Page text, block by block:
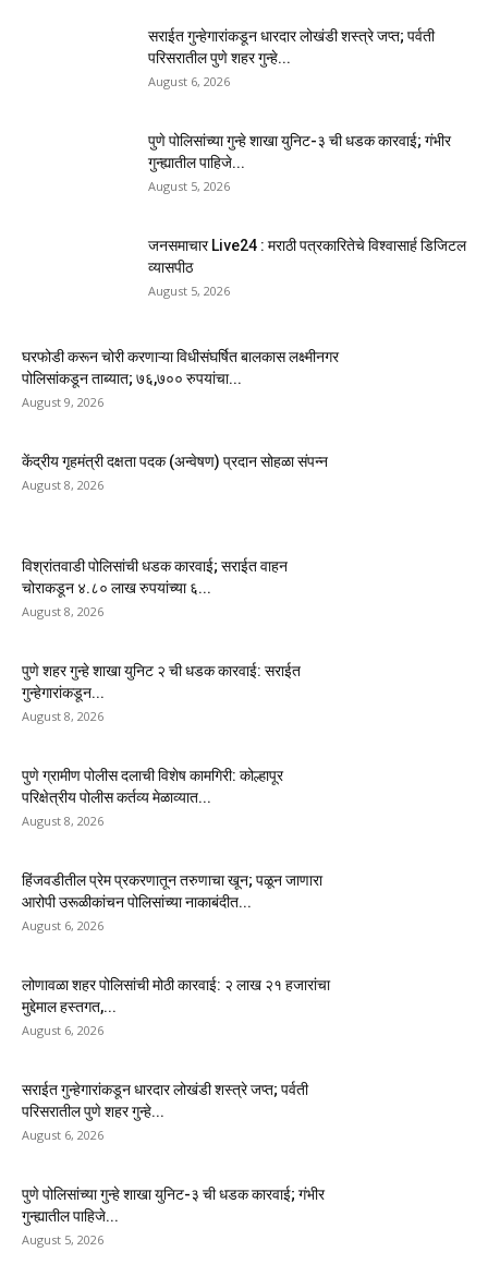
सराईत गुन्हेगारांकडून धारदार लोखंडी शस्त्रे जप्त; पर्वती
परिसरातील पुणे शहर गुन्हे...
August 6, 2026
पुणे पोलिसांच्या गुन्हे शाखा युनिट-३ ची धडक कारवाई; गंभीर
गुन्ह्यातील पाहिजे...
August 5, 2026
जनसमाचार Live24 : मराठी पत्रकारितेचे विश्वासार्ह डिजिटल
व्यासपीठ
August 5, 2026
घरफोडी करून चोरी करणाऱ्या विधीसंघर्षित बालकास लक्ष्मीनगर
पोलिसांकडून ताब्यात; ७६,७०० रुपयांचा...
August 9, 2026
केंद्रीय गृहमंत्री दक्षता पदक (अन्वेषण) प्रदान सोहळा संपन्न
August 8, 2026
विश्रांतवाडी पोलिसांची धडक कारवाई; सराईत वाहन
चोराकडून ४.८० लाख रुपयांच्या ६...
August 8, 2026
पुणे शहर गुन्हे शाखा युनिट २ ची धडक कारवाई: सराईत
गुन्हेगारांकडून...
August 8, 2026
पुणे ग्रामीण पोलीस दलाची विशेष कामगिरी: कोल्हापूर
परिक्षेत्रीय पोलीस कर्तव्य मेळाव्यात...
August 8, 2026
हिंजवडीतील प्रेम प्रकरणातून तरुणाचा खून; पळून जाणारा
आरोपी उरूळीकांचन पोलिसांच्या नाकाबंदीत...
August 6, 2026
लोणावळा शहर पोलिसांची मोठी कारवाई: २ लाख २१ हजारांचा
मुद्देमाल हस्तगत,...
August 6, 2026
सराईत गुन्हेगारांकडून धारदार लोखंडी शस्त्रे जप्त; पर्वती
परिसरातील पुणे शहर गुन्हे...
August 6, 2026
पुणे पोलिसांच्या गुन्हे शाखा युनिट-३ ची धडक कारवाई; गंभीर
गुन्ह्यातील पाहिजे...
August 5, 2026